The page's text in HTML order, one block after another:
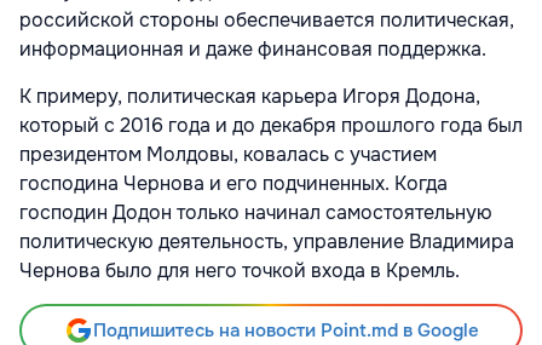
российской стороны обеспечивается политическая,
информационная и даже финансовая поддержка.
К примеру, политическая карьера Игоря Додона,
который с 2016 года и до декабря прошлого года был
президентом Молдовы, ковалась с участием
господина Чернова и его подчиненных. Когда
господин Додон только начинал самостоятельную
политическую деятельность, управление Владимира
Чернова было для него точкой входа в Кремль.
Подпишитесь на новости Point.md в Google